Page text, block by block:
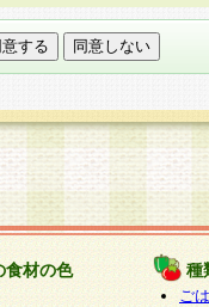
管理のためCookie
いて
者に提供しません。
に委託する場合は、
を選定して委託を行
よび問い合わせ窓口
食材の色 種
ご